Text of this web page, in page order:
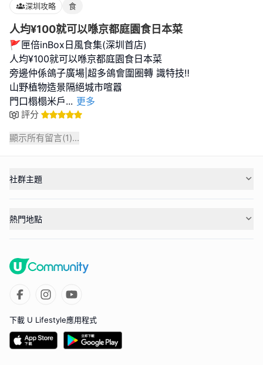
深圳攻略 食
人均¥100就可以喺京都庭園食日本菜
🚩匣倍inBox日風食集(深圳首店)
人均¥100就可以喺京都庭園食日本菜
旁邊仲係鴿子廣場|超多鴿會圍圈轉 識特技‼️
山野植物造景隔絕城市喧囂
門口榻榻米戶... 更多
評分
顯示所有留言(1)...
社群主題
熱門地點
下載 U Lifestyle應用程式